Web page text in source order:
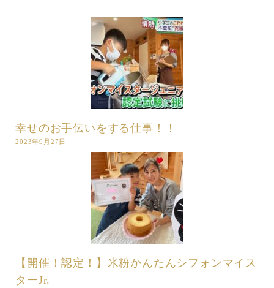
幸せのお手伝いをする仕事！！
2023年9月27日
【開催！認定！】米粉かんたんシフォンマイス
ターJr.